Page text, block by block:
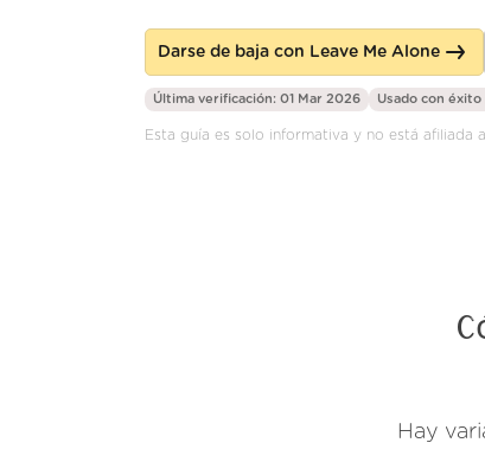
Darse de baja con Leave Me Alone
Última verificación: 01 Mar 2026 Usado con éxito
Esta guía es solo informativa y no está afiliada
Hay